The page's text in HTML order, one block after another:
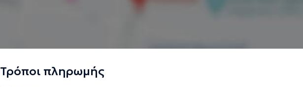
Τρόποι πληρωμής